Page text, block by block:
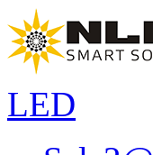
LED